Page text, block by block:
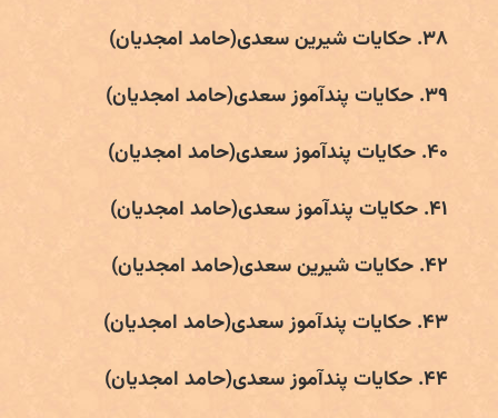
۳۸. حکایات شیرین سعدی(حامد امجدیان)
۳۹. حکایات پندآموز سعدی(حامد امجدیان)
۴۰. حکایات پندآموز سعدی(حامد امجدیان)
۴۱. حکایات پندآموز سعدی(حامد امجدیان)
۴۲. حکایات شیرین سعدی(حامد امجدیان)
۴۳. حکایات پندآموز سعدی(حامد امجدیان)
۴۴. حکایات پندآموز سعدی(حامد امجدیان)